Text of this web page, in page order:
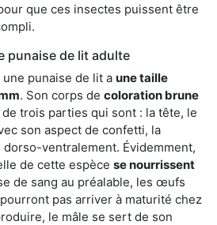
que ces insectes puissent être
punaise de lit adulte
une punaise de lit a une taille
. Son corps de coloration brune
trois parties qui sont : la tête, le
son aspect de confetti, la
ventralement. Évidemment,
de cette espèce se nourrissent
de sang au préalable, les œufs
pas arriver à maturité chez
le mâle se sert de son